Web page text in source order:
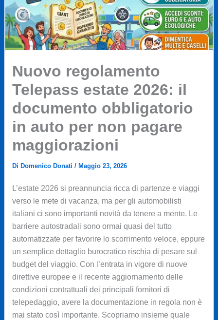
Nuovo regolamento
Telepass estate 2026: il
documento obbligatorio
in auto per non pagare
maggiorazioni
Di Domenico Donati / Maggio 23, 2026
L’estate 2026 si preannuncia ricca di partenze e viaggi
verso le mete di vacanza, ma per gli automobilisti
italiani ci sono importanti novità da tenere a mente. Le
barriere autostradali sono ormai quasi del tutto
automatizzate per favorire lo scorrimento veloce, eppure
un semplice dettaglio burocratico rischia di pesare sul
budget del viaggio. Con l’entrata in vigore di nuove
direttive europee e il recente aggiornamento delle
condizioni contrattuali dei principali fornitori di
telepedaggio, avere la documentazione in regola non è
mai stato così importante. Scopriamo insieme quale